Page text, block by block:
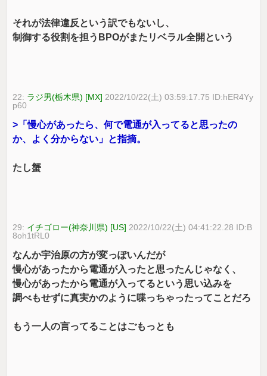
それが法律違反という訳でもないし、
制御する役割を担うBPOがまたリベラル全開という
22: ラジ男(栃木県) [MX] 2022/10/22(土) 03:59:17.75 ID:hER4Yy
p60
>「慢心があったら、何で電通が入ってると思ったの
か、よく分からない」と指摘。
たし蟹
29: イチゴロー(神奈川県) [US] 2022/10/22(土) 04:41:22.28 ID:B
8oh1tRL0
なんか宇治原の方が変っぽいんだが
慢心があったから電通が入ったと思ったんじゃなく、
慢心があったから電通が入ってるという思い込みを
調べもせずに真実かのように喋っちゃったってことだろ
もう一人の言ってることはごもっとも